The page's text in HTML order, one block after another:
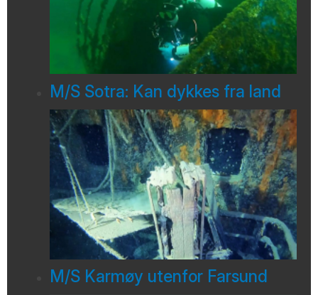
M/S Sotra: Kan dykkes fra land
M/S Karmøy utenfor Farsund